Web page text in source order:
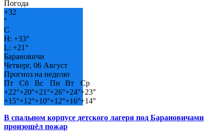
Погода
+32
°
C
H: +33°
L: +21°
Барановичи
Четверг, 06 Август
Прогноз на неделю
Пт
Сб Вс Пн Вт
Ср
+22°+20°+21°+26°+24°+23°
+15°+12°+10°+12°+16°+14°
В спальном корпусе детского лагеря под Барановичами
произошёл пожар